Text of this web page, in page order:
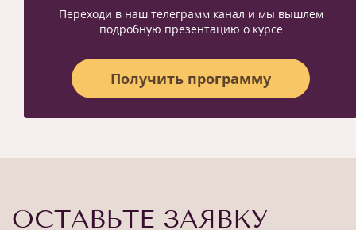
Переходи в наш телеграмм канал и мы вышлем
подробную презентацию о курсе
Получить программу
ОСТАВЬТЕ ЗАЯВКУ